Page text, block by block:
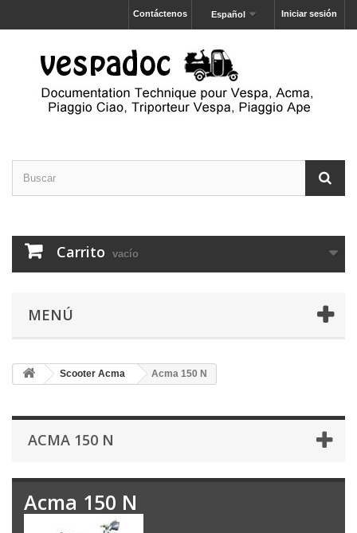
Iniciar sesión
Español
Contáctenos
Carrito vacío
MENÚ
Scooter Acma Acma 150 N
ACMA 150 N
Acma 150 N